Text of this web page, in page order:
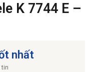
K 7744 E –
nhất
tin